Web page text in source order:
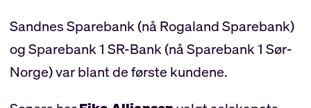
Sandnes Sparebank (nå Rogaland Sparebank)
og Sparebank 1 SR-Bank (nå Sparebank 1 Sør-
Norge) var blant de første kundene.